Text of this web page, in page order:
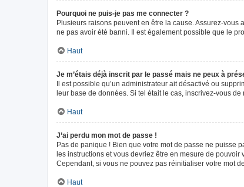
Pourquoi ne puis-je pas me connecter ?
Plusieurs raisons peuvent en être la cause. Assurez-vous
ne pas avoir été banni. Il est également possible que le
Haut
Je m’étais déjà inscrit par le passé mais ne peux à
Il est possible qu’un administrateur ait désactivé ou
leur base de données. Si tel était le cas, inscrivez-vous
Haut
J’ai perdu mon mot de passe !
Pas de panique ! Bien que votre mot de passe ne puisse
les instructions et vous devriez être en mesure de pouvoir
Cependant, si vous ne pouvez pas réinitialiser votre mot
Haut